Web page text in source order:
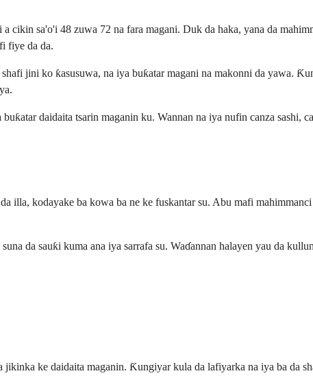
cikin sa'o'i 48 zuwa 72 na fara magani. Duk da haka, yana da
fiye da da.
jini ko ƙasusuwa, na iya buƙatar magani na makonni da yawa.
daidaita tsarin maganin ku. Wannan na iya nufin canza
illa, kodayake ba kowa ba ne ke fuskantar su. Abu mafi
da sauƙi kuma ana iya sarrafa su. Waɗannan halayen yau da
ke daidaita maganin. Ƙungiyar kula da lafiyarka na iya ba da